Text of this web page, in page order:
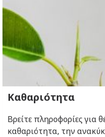
Καθαριότητα
Βρείτε πληροφορίες
καθαριότητα, την